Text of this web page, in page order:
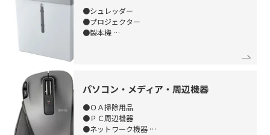
●シュレッダー
●プロジェクター
●製本機
パソコン・メディア・周辺機器
●ＯＡ掃除用品
●ＰＣ周辺機器
●ネットワーク機器